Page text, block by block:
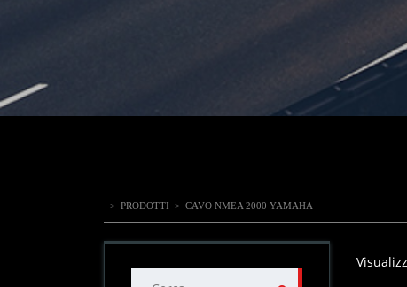
> PRODOTTI > CAVO NMEA 2000 YAMAHA